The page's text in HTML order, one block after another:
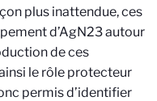
plus inattendue, ces
d’AgN23 autour
de ces
le rôle protecteur
permis d’identifier